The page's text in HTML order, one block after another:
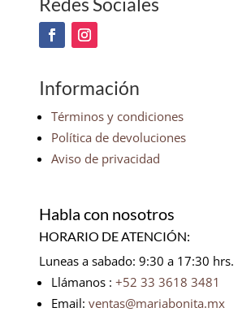
Información
Términos y condiciones
Política de devoluciones
Aviso de privacidad
Habla con nosotros
HORARIO DE ATENCIÓN:
Luneas a sabado: 9:30 a 17:30 hrs.
Llámanos : +52 33 3618 3481
Email: ventas@mariabonita.mx